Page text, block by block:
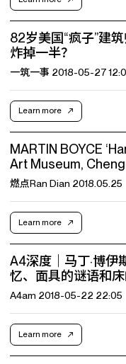
82岁美国“疯子”建
炸掉一半？
一筑一事 2018-05-27
Learn more
MARTIN BOYCE
Art Museum,
燃点Ran Dian 2018.05.25
Learn more
A4深度｜马丁·博
忆、面具的谜语和
A4am 2018-05-22 22:05
Learn more